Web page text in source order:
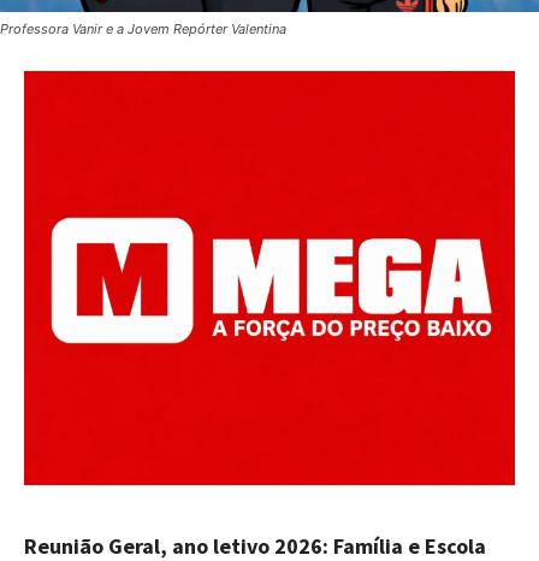
Professora Vanir e a Jovem Repórter Valentina
Reunião Geral, ano letivo 2026: Família e Escola